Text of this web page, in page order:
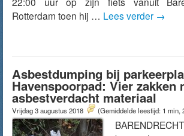
Rotterdam toen hij … Lees verder →
Asbestdumping bij
Havenspoorpad: Vier zakken
asbestverdacht materiaal
Vrijdag 3 augustus 2018 (Gemiddelde leestijd: 1 min,